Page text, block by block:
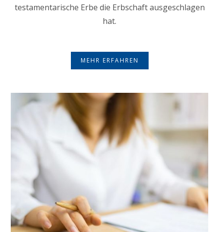
testamentarische Erbe die Erbschaft ausgeschlagen
hat.
MEHR ERFAHREN